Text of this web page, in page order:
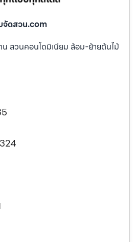
จัดสวน.com
สวนคอนโดมิเนียม ล้อม-ย้ายต้นไม้